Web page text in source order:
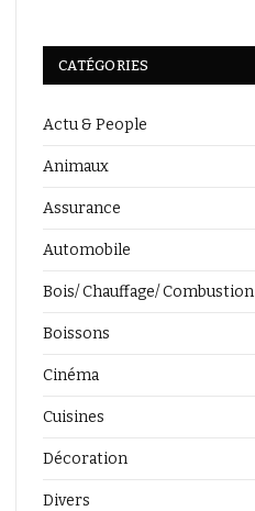
CATÉGORIES
Actu & People
Animaux
Assurance
Automobile
Bois/ Chauffage/ Combustion
Boissons
Cinéma
Cuisines
Décoration
Divers